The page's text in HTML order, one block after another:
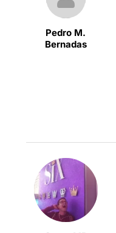
Pedro M.
Bernadas